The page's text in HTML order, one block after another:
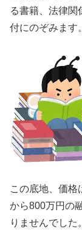
る書籍、法律関
付にのぞみます。
この底地、価格
から800万円の
りませんでした